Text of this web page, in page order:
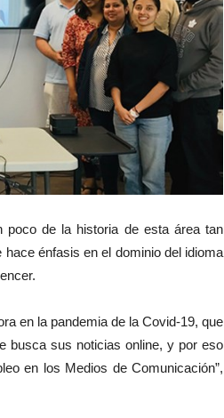
poco de la historia de esta área tan
énfasis en el dominio del idioma
en la pandemia de la Covid-19, que
busca sus noticias online, y por eso
en los Medios de Comunicación”,